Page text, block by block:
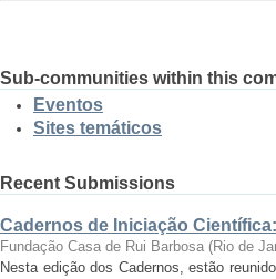
Sub-communities within this
Eventos
Sites temáticos
Recent Submissions
Cadernos de Iniciação
Fundação Casa de Rui Barbosa (Rio de
Nesta edição dos Cadernos, estão